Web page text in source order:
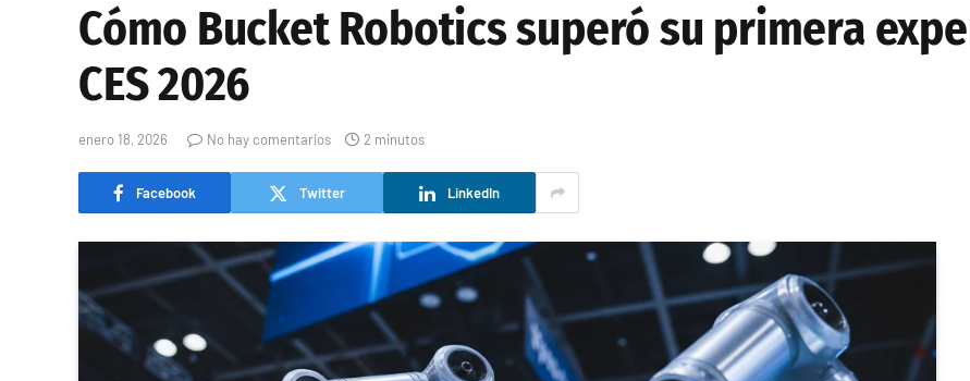
Cómo Bucket Robotics superó su primera
CES 2026
enero 18, 2026 No hay comentarios 2 minutos
Facebook Twitter LinkedIn